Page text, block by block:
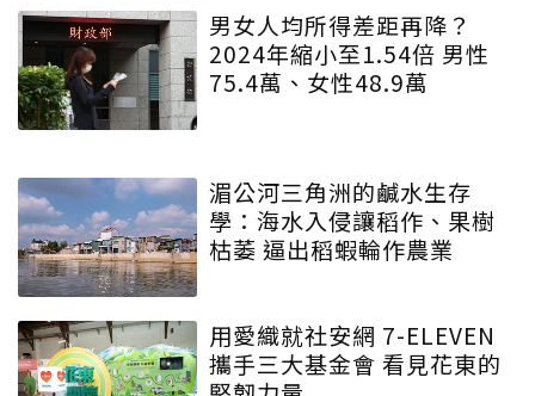
男女人均所得差距再降？
2024年縮小至1.54倍 男性
75.4萬、女性48.9萬
湄公河三角洲的鹹水生存
學：海水入侵讓稻作、果樹
枯萎 逼出稻蝦輪作農業
用愛織就社安網 7-ELEVEN
攜手三大基金會 看見花東的